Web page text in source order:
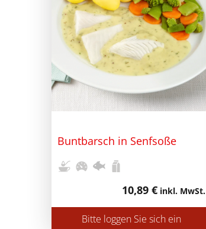
Buntbarsch in Senfsoße
10,89 € inkl. MwSt.
Bitte loggen Sie sich ein